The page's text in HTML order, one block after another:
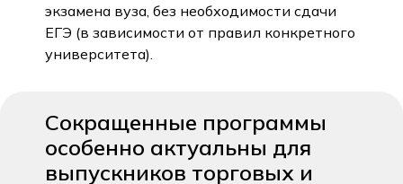
экзамена вуза, без необходимости сдачи
ЕГЭ (в зависимости от правил конкретного
университета).
Сокращенные программы
особенно актуальны для
выпускников торговых и
4 мифа о поступлении в